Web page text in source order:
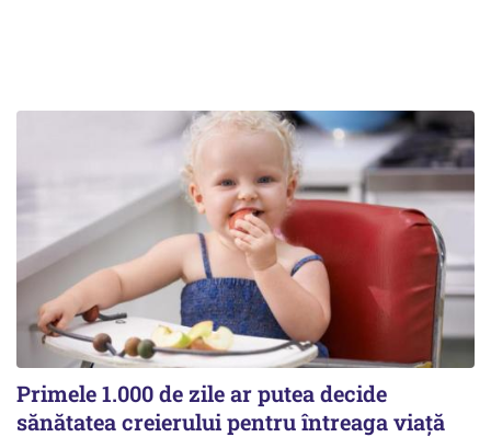
Primele 1.000 de zile ar putea decide
sănătatea creierului pentru întreaga viață